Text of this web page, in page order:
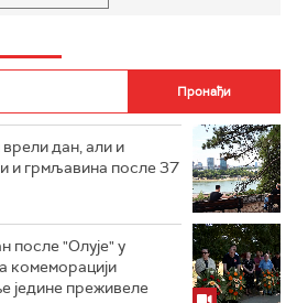
дан, али и
и грмљавина после 37
после "Олује" у
комеморацији
једине преживеле